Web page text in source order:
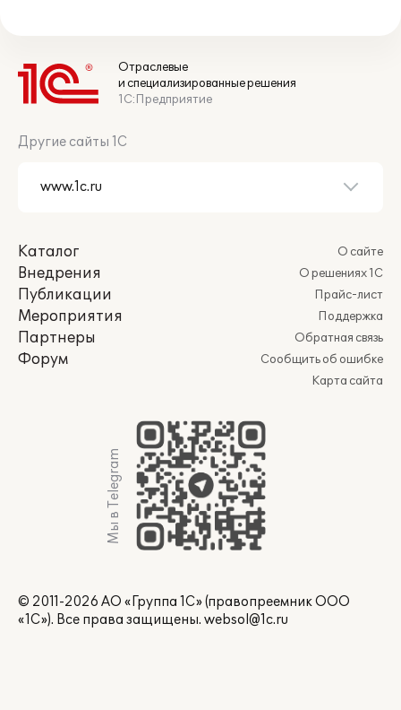
Отраслевые
и специализированные решения
1С:Предприятие
Другие сайты 1С
Каталог
Внедрения
Публикации
Мероприятия
Партнеры
Форум
О сайте
О решениях 1С
Прайс-лист
Поддержка
Обратная связь
Сообщить об ошибке
Карта сайта
Мы в Telegram
© 2011-2026 АО «Группа 1С» (правопреемник ООО
«1С»). Все права защищены. websol@1c.ru